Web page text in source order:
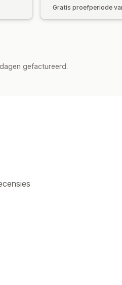
Gratis proefperiode
gefactureerd.